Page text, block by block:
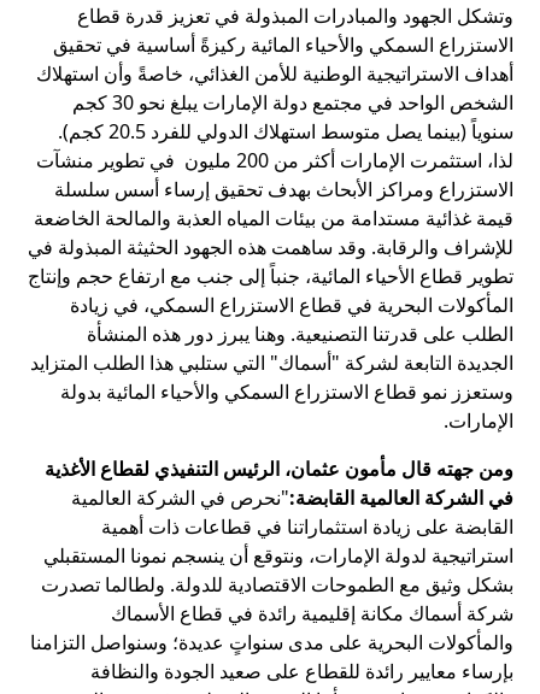
وتشكل الجهود والمبادرات المبذولة في تعزيز قدرة قطاع
الاستزراع السمكي والأحياء المائية ركيزةً أساسية في تحقيق
أهداف الاستراتيجية الوطنية للأمن الغذائي، خاصةً وأن استهلاك
الشخص الواحد في مجتمع دولة الإمارات يبلغ نحو 30 كجم
سنوياً (بينما يصل متوسط استهلاك الدولي للفرد 20.5 كجم).
لذا، استثمرت الإمارات أكثر من 200 مليون في تطوير منشآت
الاستزراع ومراكز الأبحاث بهدف تحقيق إرساء أسس سلسلة
قيمة غذائية مستدامة من بيئات المياه العذبة والمالحة الخاضعة
للإشراف والرقابة. وقد ساهمت هذه الجهود الحثيثة المبذولة في
تطوير قطاع الأحياء المائية، جنباً إلى جنب مع ارتفاع حجم وإنتاج
المأكولات البحرية في قطاع الاستزراع السمكي، في زيادة
الطلب على قدرتنا التصنيعية. وهنا يبرز دور هذه المنشأة
الجديدة التابعة لشركة "أسماك" التي ستلبي هذا الطلب المتزايد
وستعزز نمو قطاع الاستزراع السمكي والأحياء المائية بدولة
الإمارات.
ومن جهته قال مأمون عثمان، الرئيس التنفيذي لقطاع الأغذية
في الشركة العالمية القابضة:"نحرص في الشركة العالمية
القابضة على زيادة استثماراتنا في قطاعات ذات أهمية
استراتيجية لدولة الإمارات، ونتوقع أن ينسجم نمونا المستقبلي
بشكل وثيق مع الطموحات الاقتصادية للدولة. ولطالما تصدرت
شركة أسماك مكانة إقليمية رائدة في قطاع الأسماك
والمأكولات البحرية على مدى سنواتٍ عديدة؛ وسنواصل التزامنا
بإرساء معايير رائدة للقطاع على صعيد الجودة والنظافة